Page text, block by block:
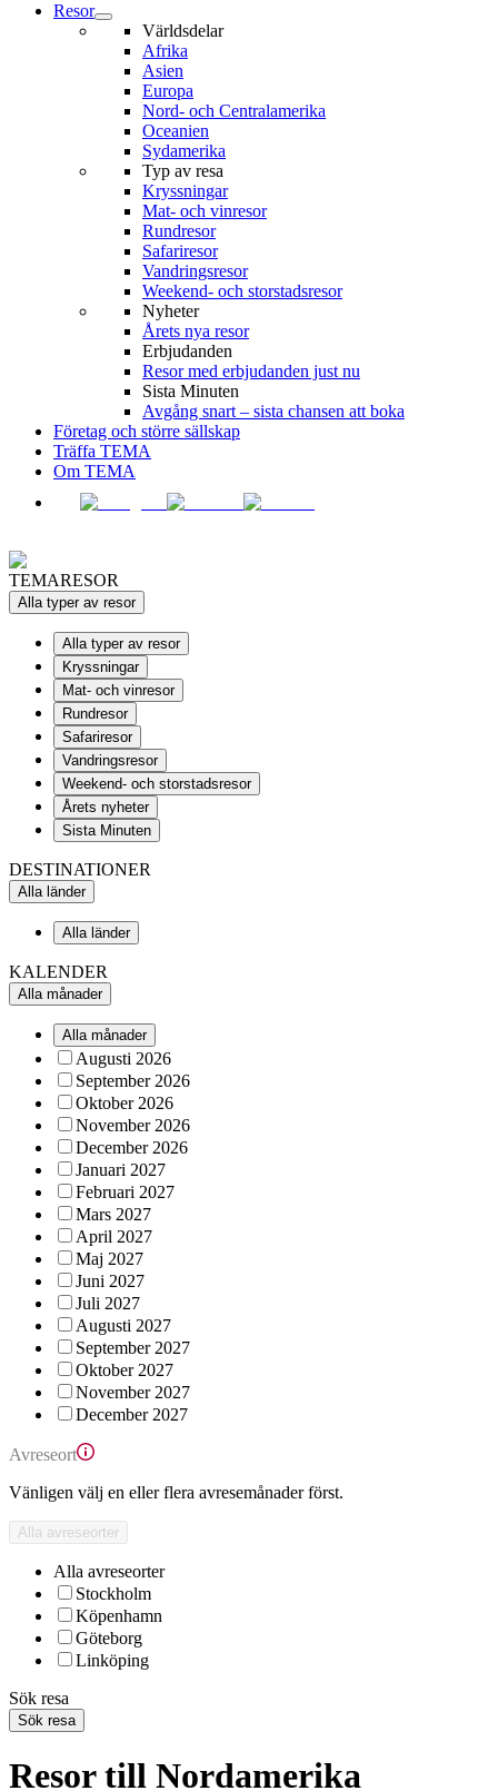
Resor
Världsdelar
Afrika
Asien
Europa
Nord- och Centralamerika
Oceanien
Sydamerika
Typ av resa
Kryssningar
Mat- och vinresor
Rundresor
Safariresor
Vandringsresor
Weekend- och storstadsresor
Nyheter
Årets nya resor
Erbjudanden
Resor med erbjudanden just nu
Sista Minuten
Avgång snart – sista chansen att boka
Företag och större sällskap
Träffa TEMA
Om TEMA
TEMARESOR
Alla typer av resor
Alla typer av resor
Kryssningar
Mat- och vinresor
Rundresor
Safariresor
Vandringsresor
Weekend- och storstadsresor
Årets nyheter
Sista Minuten
DESTINATIONER
Alla länder
Alla länder
KALENDER
Alla månader
Alla månader
Augusti 2026
September 2026
Oktober 2026
November 2026
December 2026
Januari 2027
Februari 2027
Mars 2027
April 2027
Maj 2027
Juni 2027
Juli 2027
Augusti 2027
September 2027
Oktober 2027
November 2027
December 2027
Avreseort
Vänligen välj en eller flera avresemånader först.
Alla avreseorter
Alla avreseorter
Stockholm
Köpenhamn
Göteborg
Linköping
Sök resa
Sök resa
Resor till Nordamerika